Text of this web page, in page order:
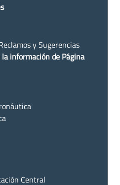
y Sugerencias
información de Página
Central